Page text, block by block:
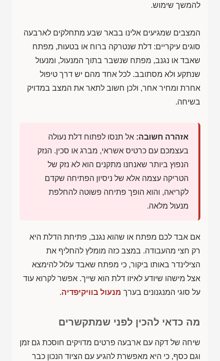
להמשך שימוש.
המצבים שמגיעים אלינו בבאר שבע מתחלקים לארבעה
סוגים עיקריים: דלת שנטרקה ברוח או בטעות, מפתח
שאבד או נגנב, מפתח שנשבר בתוך המנעול, ומנעול
שנתקע ולא מסתובב. לכל אחד מהם יש דרך טיפול
אחרת ומחיר אחר, ולכן חשוב לתאר את המצב במדויק
בשיחה.
אזהרה חשובה: אל תנסו לפתוח דלת נעולה
בעצמכם עם כרטיס אשראי, מברג או סכין. הנזק
הנפוץ ביותר שאנחנו מתקנים הוא לא נזק של
הטריקה עצמה אלא של ניסיון הפתיחה שקדם
לקריאה, והוא הופך פתיחה פשוטה להחלפת
מנעול מלאה.
אם אבד לכם מפתח או שהוא נגנב, פתיחת הדלת היא
רק חצי מהעבודה. במצב כזה מומלץ להחליף את
הצילינדר באותו ביקור, כי מפתח שאבד עלול להימצא
אצל מישהו שיודע לאיזו דלת הוא שייך. אפשר לקרוא עוד
על סוגי המנגנונים בערך מנעול בוויקיפדיה.
מה כדאי להכין לפני שמתקשרים
שיחה של דקה עם ארבעה פרטים מדויקים חוסכת גם זמן
וגם כסף, כי היא מאפשרת להגיע עם הציוד הנכון כבר